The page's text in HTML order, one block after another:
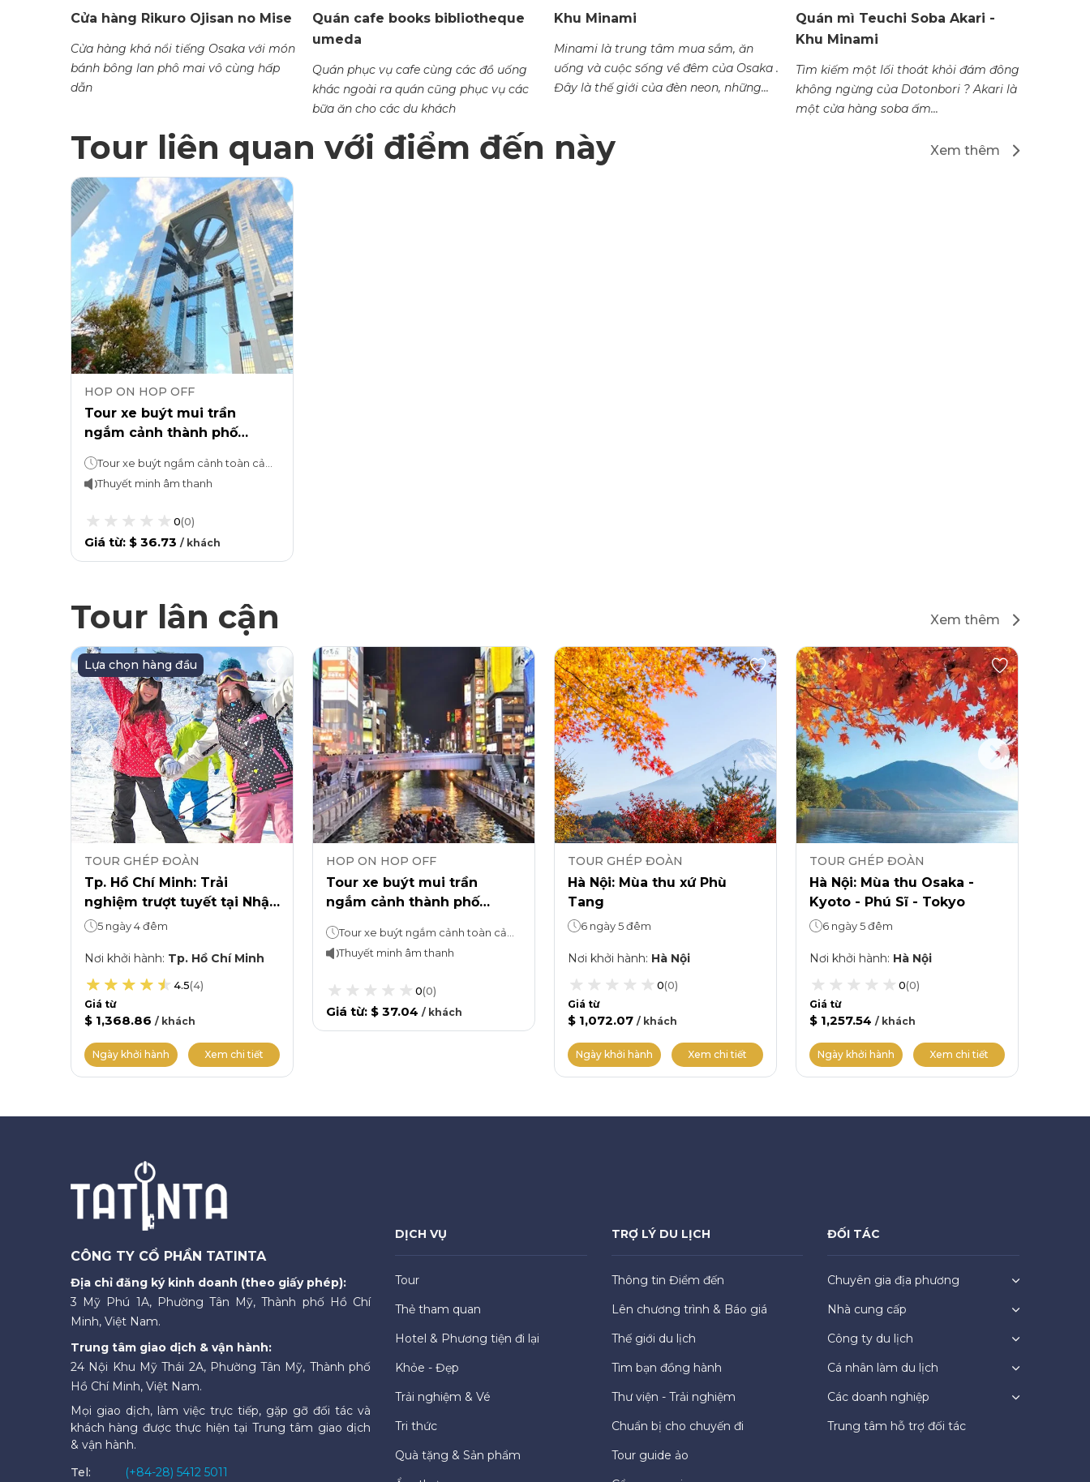
Cửa hàng Rikuro Ojisan no Mise
Cửa hàng khá nổi tiếng Osaka với món
bánh bông lan phô mai vô cùng hấp
dẫn
Quán cafe books bibliotheque
umeda
Quán phục vụ cafe cùng các đồ uống
khác ngoài ra quán cũng phục vụ các
bữa ăn cho các du khách
Khu Minami
Minami là trung tâm mua sắm, ăn
uống và cuộc sống về đêm của Osaka .
Đây là thế giới của đèn neon, những...
Quán mì Teuchi Soba Akari -
Khu Minami
Tìm kiếm một lối thoát khỏi đám đông
không ngừng của Dotonbori ? Akari là
một cửa hàng soba ấm...
Tour liên quan với điểm đến này Xem thêm
HOP ON HOP OFF
Tour xe buýt mui trần
ngắm cảnh thành phố
sát Kuchu Teien.
Thuyết minh âm thanh
0(0)
Giá từ: $ 36.73 / khách
Tour lân cận Xem thêm
Lựa chọn hàng đầu
TOUR GHÉP ĐOÀN
Tp. Hồ Chí Minh: Trải
nghiệm trượt tuyết tại Nhật
Bản5 ngày 4 đêm
Nơi khởi hành: Tp. Hồ Chí Minh
4.5(4)
Giá từ
$ 1,368.86 / khách
Ngày khởi hành Xem chi tiết
HOP ON HOP OFF
Tour xe buýt mui trần
ngắm cảnh thành phố
Dotonbori.
Thuyết minh âm thanh
0(0)
Giá từ: $ 37.04 / khách
TOUR GHÉP ĐOÀN
Hà Nội: Mùa thu xứ Phù
Tang
6 ngày 5 đêm
Nơi khởi hành: Hà Nội
0(0)
Giá từ
$ 1,072.07 / khách
Ngày khởi hành Xem chi tiết
TOUR GHÉP ĐOÀN
Hà Nội: Mùa thu Osaka -
Kyoto - Phú Sĩ - Tokyo
6 ngày 5 đêm
Nơi khởi hành: Hà Nội
0(0)
Giá từ
$ 1,257.54 / khách
Ngày khởi hành Xem chi tiết
CÔNG TY CỔ PHẦN TATINTA
Địa chỉ đăng ký kinh doanh (theo giấy phép):
3 Mỹ Phú 1A, Phường Tân Mỹ, Thành phố Hồ Chí
Minh, Việt Nam.
Trung tâm giao dịch & vận hành:
24 Nội Khu Mỹ Thái 2A, Phường Tân Mỹ, Thành phố
Hồ Chí Minh, Việt Nam.
Mọi giao dịch, làm việc trực tiếp, gặp gỡ đối tác và
khách hàng được thực hiện tại Trung tâm giao dịch
& vận hành.
Tel:
(+84-28) 5412 5011
DỊCH VỤ
Tour
Thẻ tham quan
Hotel & Phương tiện đi lại
Khỏe - Đẹp
Trải nghiệm & Vé
Tri thức
Quà tặng & Sản phẩm
TRỢ LÝ DU LỊCH
Thông tin Điểm đến
Lên chương trình & Báo giá
Thế giới du lịch
Tìm bạn đồng hành
Thư viện - Trải nghiệm
Chuẩn bị cho chuyến đi
Tour guide ảo
ĐỐI TÁC
Chuyên gia địa phương
Nhà cung cấp
Công ty du lịch
Cá nhân làm du lịch
Các doanh nghiệp
Trung tâm hỗ trợ đối tác